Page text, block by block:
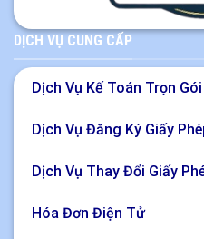
DỊCH VỤ CUNG CẤP
Dịch Vụ Kế Toán Trọn Gói
Dịch Vụ Đăng Ký Giấy
Dịch Vụ Thay Đổi Giấy
Hóa Đơn Điện Tử